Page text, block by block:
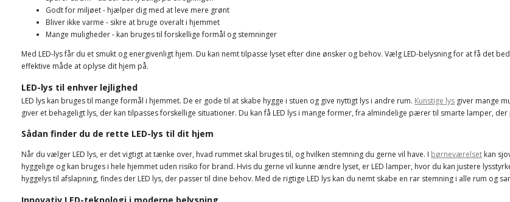
Godt for miljøet - hjælper dig med at leve mere grønt
Bliver ikke varme - sikre at bruge overalt i hjemmet
Mange muligheder - kan bruges til forskellige formål og stemninger
Med LED-lys får du et smukt og energivenligt hjem. Du kan nemt tilpasse lyset efter dine ønsker og behov. Vælg LED-belysning for at få det
effektive måde at oplyse dit hjem på.
LED-lys til enhver lejlighed
LED lys kan bruges til mange formål i hjemmet. De er gode til at skabe hygge i stuen og give nyttigt lys i andre rum. Kunstige lys giver mange
giver et behageligt lys, der kan tilpasses forskellige situationer. Du kan få LED lys i mange former, fra almindelige pærer til smarte lamper, der
Sådan finder du de rette LED-lys til dit hjem
Når du vælger LED lys, er det vigtigt at tænke over, hvad rummet skal bruges til, og hvilken stemning du gerne vil have. I børneværelset kan
hyggelige og kan bruges i hele hjemmet uden risiko for brand. Hvis du gerne vil kunne ændre lyset, er LED lamper, hvor du kan justere
hyggelys til afslapning, findes der LED lys, der passer til dine behov. Med de rigtige LED lys kan du nemt skabe en rar stemning i alle rum og